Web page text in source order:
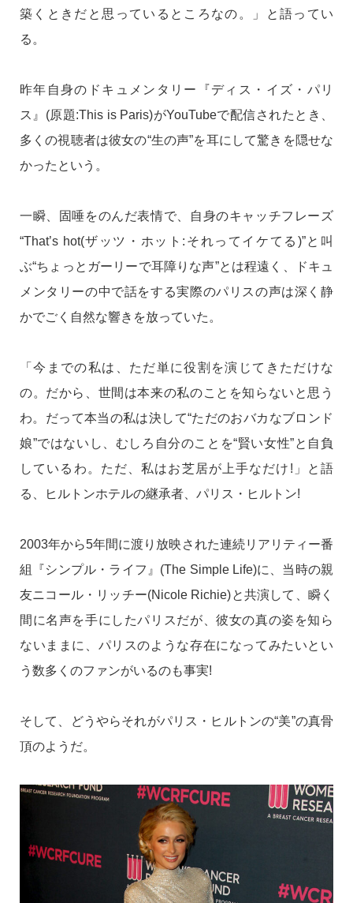
築くときだと思っているところなの。」と語ってい
る。
昨年自身のドキュメンタリー『ディス・イズ・パリ
ス』(原題:This is Paris)がYouTubeで配信されたとき、
多くの視聴者は彼女の“生の声”を耳にして驚きを隠せな
かったという。
一瞬、固唾をのんだ表情で、自身のキャッチフレーズ
“That’s hot(ザッツ・ホット:それってイケてる)”と叫
ぶ“ちょっとガーリーで耳障りな声”とは程遠く、ドキュ
メンタリーの中で話をする実際のパリスの声は深く静
かでごく自然な響きを放っていた。
「今までの私は、ただ単に役割を演じてきただけな
の。だから、世間は本来の私のことを知らないと思う
わ。だって本当の私は決して“ただのおバカなブロンド
娘”ではないし、むしろ自分のことを“賢い女性”と自負
しているわ。ただ、私はお芝居が上手なだけ!」と語
る、ヒルトンホテルの継承者、パリス・ヒルトン!
2003年から5年間に渡り放映された連続リアリティー番
組『シンプル・ライフ』(The Simple Life)に、当時の親
友ニコール・リッチー(Nicole Richie)と共演して、瞬く
間に名声を手にしたパリスだが、彼女の真の姿を知ら
ないままに、パリスのような存在になってみたいとい
う数多くのファンがいるのも事実!
そして、どうやらそれがパリス・ヒルトンの“美”の真骨
頂のようだ。